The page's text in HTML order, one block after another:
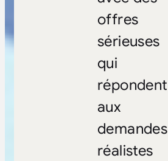
offres
sérieuses
qui
répondent
aux
demandes
réalistes